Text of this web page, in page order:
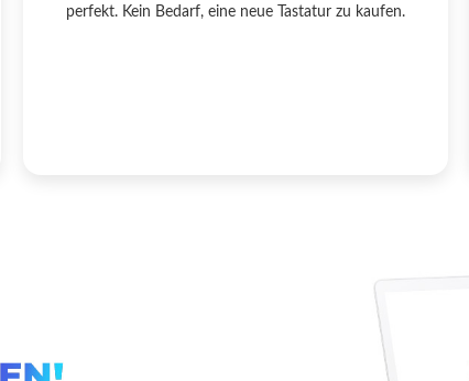
perfekt. Kein Bedarf, eine neue Tastatur zu kaufen.